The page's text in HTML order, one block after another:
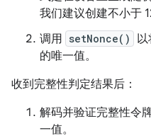
我们建议创建不小于
调用 setNonce() 以
的唯一值。
收到完整性判定结果后：
解码并验证完整性令
一值。